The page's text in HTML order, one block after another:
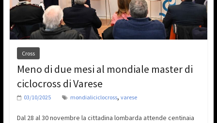
Cross
Meno di due mesi al mondiale master di
ciclocross di Varese
03/10/2025 mondialiciclocross, varese
Dal 28 al 30 novembre la cittadina lombarda attende centinaia